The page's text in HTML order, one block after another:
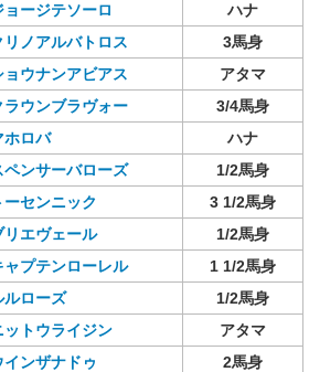
ョージテソーロ
ハナ
リノアルバトロス
3馬身
ョウナンアビアス
アタマ
ラウンブラヴォー
3/4馬身
ホロバ
ハナ
ペンサーバローズ
1/2馬身
ーセンニック
3 1/2馬身
リエヴェール
1/2馬身
ャプテンローレル
1 1/2馬身
ルローズ
1/2馬身
ットウライジン
アタマ
インザナドゥ
2馬身